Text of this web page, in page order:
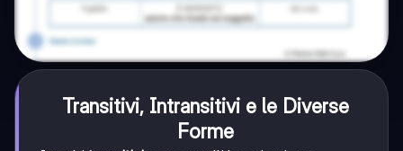
Transitivi, Intransitivi e le Diverse
Forme